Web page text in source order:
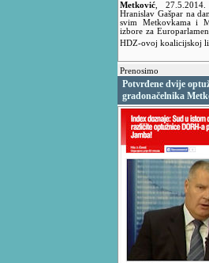
Metković
Hranislav Gašpar na
svim Metkovkama i
izbore za
HDZ-ovoj koalicijskoj
Prenosimo
Potvrđene dvije
gradonačelnika